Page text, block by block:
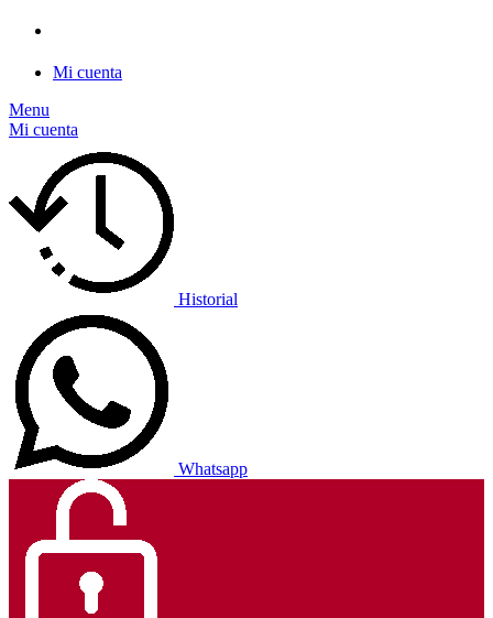
Mi cuenta
Menu
Mi cuenta
Historial
Whatsapp